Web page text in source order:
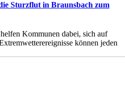
Sturzflut in Braunsbach zum
Kommunen dabei, sich auf
können jeden